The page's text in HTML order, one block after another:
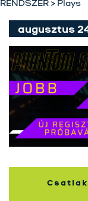
RENDSZER> Plays
augusztus